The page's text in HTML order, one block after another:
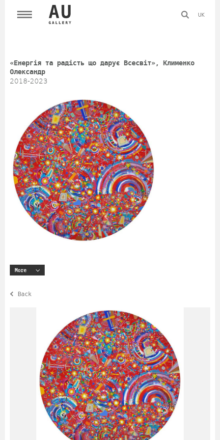
UK
«Енергія та радість що дарує Всесвіт», Клименко
Олександр
2018-2023
More
Back